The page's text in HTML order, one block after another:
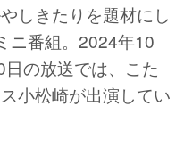
しきたりを題材にし
ニ番組。2024年10
の放送では、こた
小松崎が出演してい